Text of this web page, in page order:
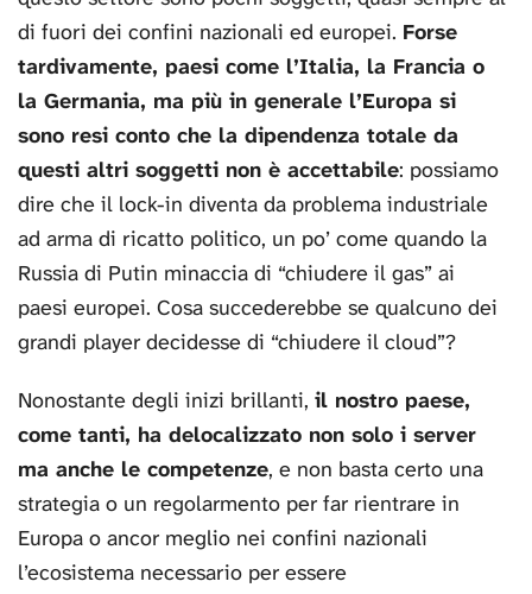
di fuori dei confini nazionali ed europei. Forse
tardivamente, paesi come l’Italia, la Francia o
la Germania, ma più in generale l’Europa si
sono resi conto che la dipendenza totale da
questi altri soggetti non è accettabile: possiamo
dire che il lock-in diventa da problema industriale
ad arma di ricatto politico, un po’ come quando la
Russia di Putin minaccia di “chiudere il gas” ai
paesi europei. Cosa succederebbe se qualcuno dei
grandi player decidesse di “chiudere il cloud”?
Nonostante degli inizi brillanti, il nostro paese,
come tanti, ha delocalizzato non solo i server
ma anche le competenze, e non basta certo una
strategia o un regolarmento per far rientrare in
Europa o ancor meglio nei confini nazionali
l’ecosistema necessario per essere